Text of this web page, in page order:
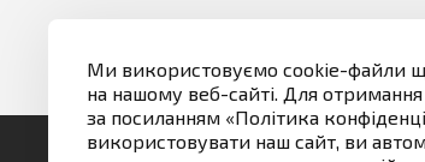
Ми використовуємо cookie-файли
на нашому веб-сайті. Для отримання
за посиланням «Політика
використовувати наш сайт, ви